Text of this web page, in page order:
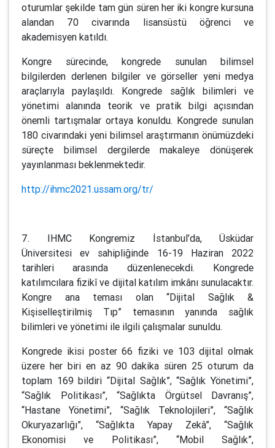
oturumlar şekilde tam gün süren her iki kongre kursuna
alandan 70 civarında lisansüstü öğrenci ve
akademisyen katıldı.
Kongre sürecinde, kongrede sunulan bilimsel
bilgilerden derlenen bilgiler ve görseller yeni medya
araçlarıyla paylaşıldı. Kongrede sağlık bilimleri ve
yönetimi alanında teorik ve pratik bilgi açısından
önemli tartışmalar ortaya konuldu. Kongrede sunulan
180 civarındaki yeni bilimsel araştırmanın önümüzdeki
süreçte bilimsel dergilerde makaleye dönüşerek
yayınlanması beklenmektedir.
http://ihmc2021.ussam.org/tr/
7. IHMC Kongremiz İstanbul’da, Üsküdar
Üniversitesi ev sahipliğinde 16-19 Haziran 2022
tarihleri arasında düzenlenecekdi. Kongrede
katılımcılara fizikî ve dijital katılım imkânı sunulacaktır.
Kongre ana teması olan “Dijital Sağlık &
Kişiselleştirilmiş Tıp” temasının yanında sağlık
bilimleri ve yönetimi ile ilgili çalışmalar sunuldu.
Kongrede ikisi poster 66 fiziki ve 103 dijital olmak
üzere her biri en az 90 dakika süren 25 oturum da
toplam 169 bildiri “Dijital Sağlık”, “Sağlık Yönetimi”,
“Sağlık Politikası”, “Sağlıkta Örgütsel Davranış”,
“Hastane Yönetimi”, “Sağlık Teknolojileri”, “Sağlık
Okuryazarlığı”, “Sağlıkta Yapay Zekâ”, “Sağlık
Ekonomisi ve Politikası”, “Mobil Sağlık”,